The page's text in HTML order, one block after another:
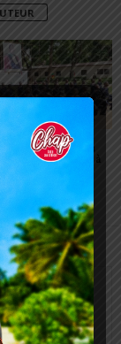
Non classé
2026 : les
convoqués
la visite médicale à